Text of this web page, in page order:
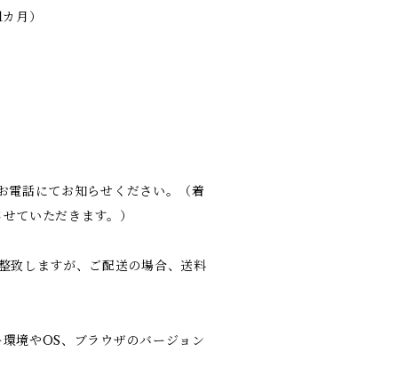
月）
電話にてお知らせください。（着
ていただきます。）
致しますが、ご配送の場合、送料
境やOS、ブラウザのバージョン